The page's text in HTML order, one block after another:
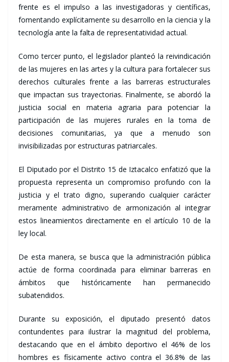
frente es el impulso a las investigadoras y científicas,
fomentando explícitamente su desarrollo en la ciencia y la
tecnología ante la falta de representatividad actual.
Como tercer punto, el legislador planteó la reivindicación
de las mujeres en las artes y la cultura para fortalecer sus
derechos culturales frente a las barreras estructurales
que impactan sus trayectorias. Finalmente, se abordó la
justicia social en materia agraria para potenciar la
participación de las mujeres rurales en la toma de
decisiones comunitarias, ya que a menudo son
invisibilizadas por estructuras patriarcales.
El Diputado por el Distrito 15 de Iztacalco enfatizó que la
propuesta representa un compromiso profundo con la
justicia y el trato digno, superando cualquier carácter
meramente administrativo de armonización al integrar
estos lineamientos directamente en el artículo 10 de la
ley local.
De esta manera, se busca que la administración pública
actúe de forma coordinada para eliminar barreras en
ámbitos que históricamente han permanecido
subatendidos.
Durante su exposición, el diputado presentó datos
contundentes para ilustrar la magnitud del problema,
destacando que en el ámbito deportivo el 46% de los
hombres es físicamente activo contra el 36.8% de las